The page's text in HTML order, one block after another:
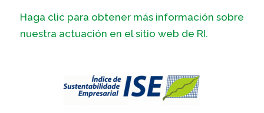
Haga clic para obtener más información sobre
nuestra actuación en el sitio web de RI.